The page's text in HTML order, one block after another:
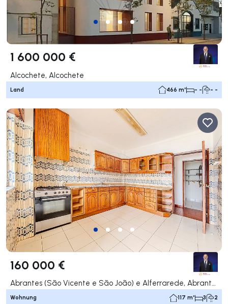
1 600 000 €
Alcochete, Alcochete
Land 466 m² - - - -
160 000 €
Abrantes (São Vicente e São João) e Alferrarede, Abrantes
Wohnung 117 m² 3 2